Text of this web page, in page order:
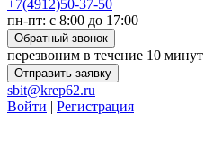
+7(4912)50-37-50
пн-пт: с 8:00 до 17:00
Обратный звонок
перезвоним в течение 10 минут
Отправить заявку
sbit@krep62.ru
Войти | Регистрация